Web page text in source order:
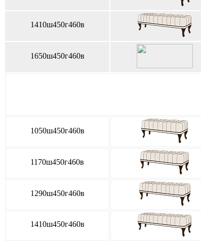
1410ш450г460в
1650ш450г460в
1050ш450г460в
1170ш450г460в
1290ш450г460в
1410ш450г460в